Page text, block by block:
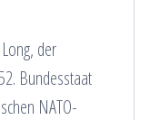
der
Bundesstaat
NATO-